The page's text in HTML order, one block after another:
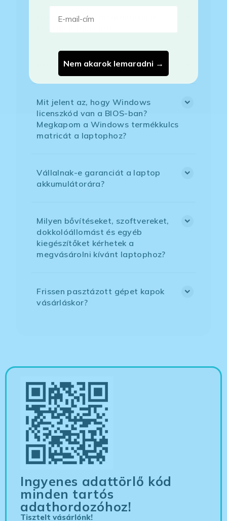
Hogyan tudom megrendelni a
Áfás számlát tudnak adni?
Mit jelent az, hogy Windows
licenszkód van a BIOS-ban?
Megkapom a Windows termékkulcs
matricát a laptophoz?
Vállalnak-e garanciát a laptop
akkumulátorára?
Milyen bővítéseket, szoftvereket,
dokkolóállomást és egyéb
kiegészítőket kérhetek a
megvásárolni kívánt laptophoz?
Frissen pasztázott gépet kapok
vásárláskor?
Ingyenes adattörlő kód
minden tartós
adathordozóhoz!
Tisztelt vásárlónk!
Nem akarok lemaradni →